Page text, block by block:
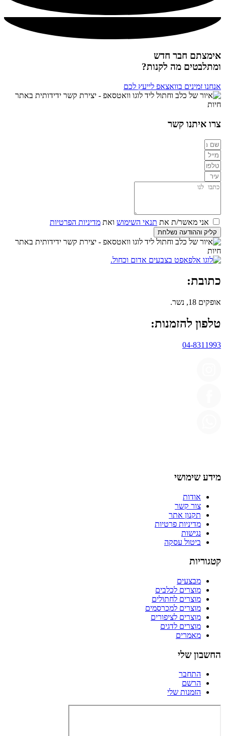
אימצתם חבר חדש
ומתלבטים מה לקנות?
אנחנו זמינים בוואצאפ לייעץ לכם
צרו איתנו קשר
אני מאשר/ת את תנאי השימוש ואת מדיניות הפרטיות
קליק וההודעה נשלחת
כתובת:
אופקים 18, נשר.
טלפון להזמנות:
04-8311993
מידע שימושי
אודות
צור קשר
תקנון אתר
מדיניות פרטיות
נגישות
ביטול עסקה
קטגוריות
מבצעים
מוצרים לכלבים
מוצרים לחתולים
מוצרים למכרסמים
מוצרים לציפורים
מוצרים לדגים
מאמרים
החשבון שלי
התחבר
הרשם
הזמנות שלי